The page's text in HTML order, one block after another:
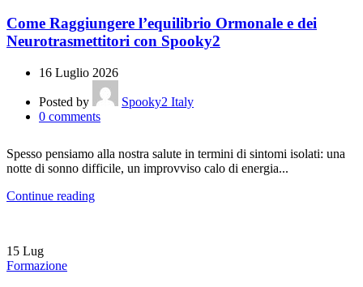
Come Raggiungere l’equilibrio Ormonale e dei
Neurotrasmettitori con Spooky2
16 Luglio 2026
Posted by
Spooky2 Italy
0 comments
Spesso pensiamo alla nostra salute in termini di sintomi isolati: una
notte di sonno difficile, un improvviso calo di energia...
Continue reading
15 Lug
Formazione